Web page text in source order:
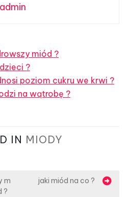
admin
miód ?
?
poziom cukru we krwi ?
na wątrobę ?
IN MIODY
m
?
jaki miód na co ?